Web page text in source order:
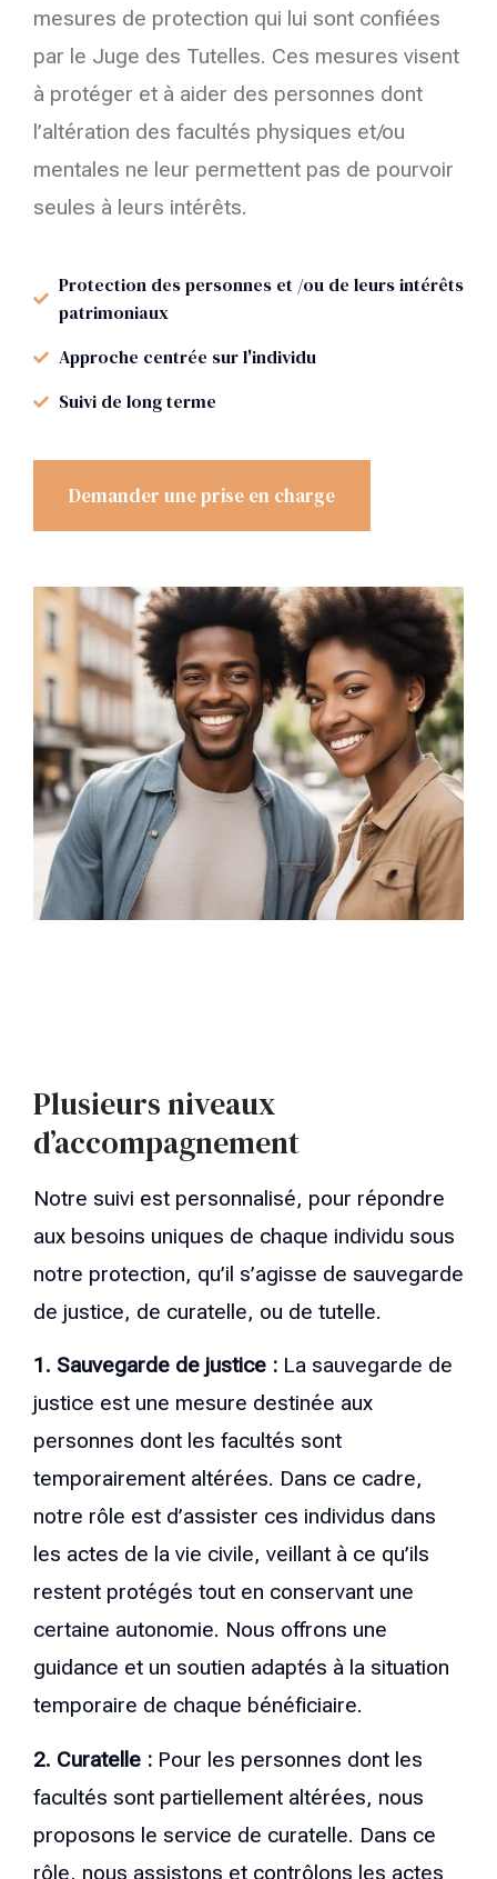
mesures de protection qui lui sont confiées
par le Juge des Tutelles. Ces mesures visent
à protéger et à aider des personnes dont
l’altération des facultés physiques et/ou
mentales ne leur permettent pas de pourvoir
seules à leurs intérêts.
Protection des personnes et /ou de leurs intérêts
patrimoniaux
Approche centrée sur l'individu
Suivi de long terme
Demander une prise en charge
Plusieurs niveaux
d’accompagnement
Notre suivi est personnalisé, pour répondre
aux besoins uniques de chaque individu sous
notre protection, qu’il s’agisse de sauvegarde
de justice, de curatelle, ou de tutelle.
1. Sauvegarde de justice : La sauvegarde de
justice est une mesure destinée aux
personnes dont les facultés sont
temporairement altérées. Dans ce cadre,
notre rôle est d’assister ces individus dans
les actes de la vie civile, veillant à ce qu’ils
restent protégés tout en conservant une
certaine autonomie. Nous offrons une
guidance et un soutien adaptés à la situation
temporaire de chaque bénéficiaire.
2. Curatelle : Pour les personnes dont les
facultés sont partiellement altérées, nous
proposons le service de curatelle. Dans ce
rôle, nous assistons et contrôlons les actes